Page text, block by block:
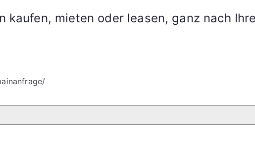
kaufen, mieten oder leasen, ganz nach